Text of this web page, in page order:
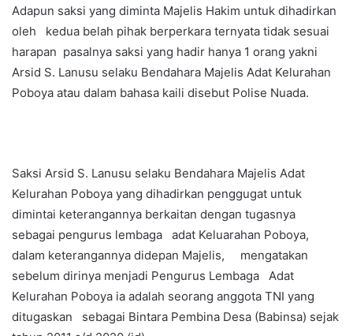
Adapun saksi yang diminta Majelis Hakim untuk dihadirkan
oleh kedua belah pihak berperkara ternyata tidak sesuai
harapan pasalnya saksi yang hadir hanya 1 orang yakni
Arsid S. Lanusu selaku Bendahara Majelis Adat Kelurahan
Poboya atau dalam bahasa kaili disebut Polise Nuada.
Saksi Arsid S. Lanusu selaku Bendahara Majelis Adat
Kelurahan Poboya yang dihadirkan penggugat untuk
dimintai keterangannya berkaitan dengan tugasnya
sebagai pengurus lembaga adat Keluarahan Poboya,
dalam keterangannya didepan Majelis, mengatakan
sebelum dirinya menjadi Pengurus Lembaga Adat
Kelurahan Poboya ia adalah seorang anggota TNI yang
ditugaskan sebagai Bintara Pembina Desa (Babinsa) sejak